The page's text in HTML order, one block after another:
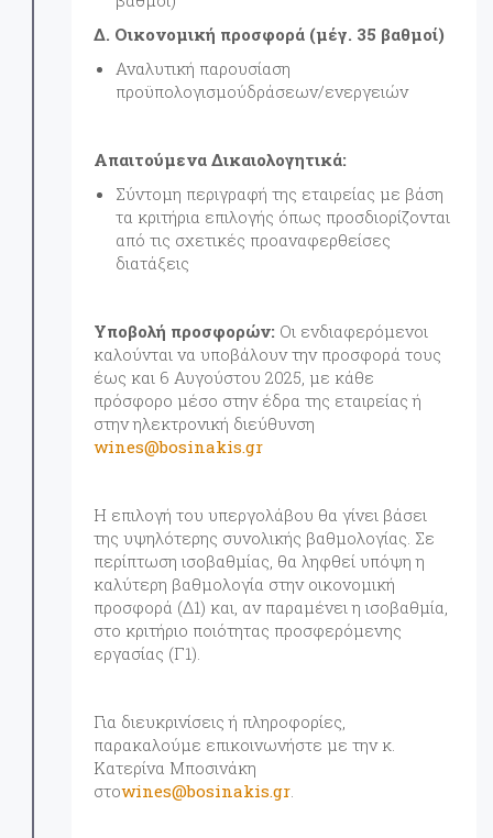
Δ. Οικονομική προσφορά (μέγ. 35 βαθμοί)
Αναλυτική παρουσίαση
προϋπολογισμούδράσεων/ενεργειών
Απαιτούμενα Δικαιολογητικά:
Σύντομη περιγραφή της εταιρείας με βάση
τα κριτήρια επιλογής όπως προσδιορίζονται
από τις σχετικές προαναφερθείσες
διατάξεις
Υποβολή προσφορών: Οι ενδιαφερόμενοι
καλούνται να υποβάλουν την προσφορά τους
έως και 6 Αυγούστου 2025, με κάθε
πρόσφορο μέσο στην έδρα της εταιρείας ή
στην ηλεκτρονική διεύθυνση
wines@bosinakis.gr
Η επιλογή του υπεργολάβου θα γίνει βάσει
της υψηλότερης συνολικής βαθμολογίας. Σε
περίπτωση ισοβαθμίας, θα ληφθεί υπόψη η
καλύτερη βαθμολογία στην οικονομική
προσφορά (Δ1) και, αν παραμένει η ισοβαθμία,
στο κριτήριο ποιότητας προσφερόμενης
εργασίας (Γ1).
Για διευκρινίσεις ή πληροφορίες,
παρακαλούμε επικοινωνήστε με την κ.
Κατερίνα Μποσινάκη
στοwines@bosinakis.gr.